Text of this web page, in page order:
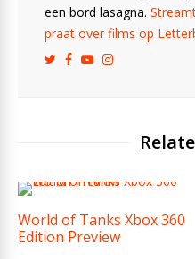
een bord lasagna.
praat over films op
World of Tanks Xbox 360
Edition Preview